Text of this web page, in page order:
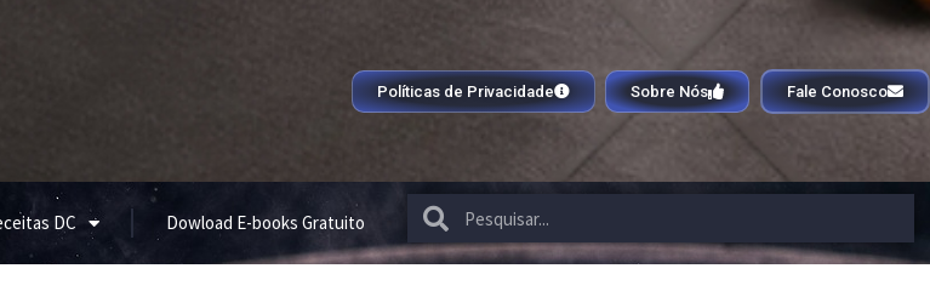
Políticas de Privacidade Sobre Nós Fale Conosco
DC Dowload E-books Gratuito